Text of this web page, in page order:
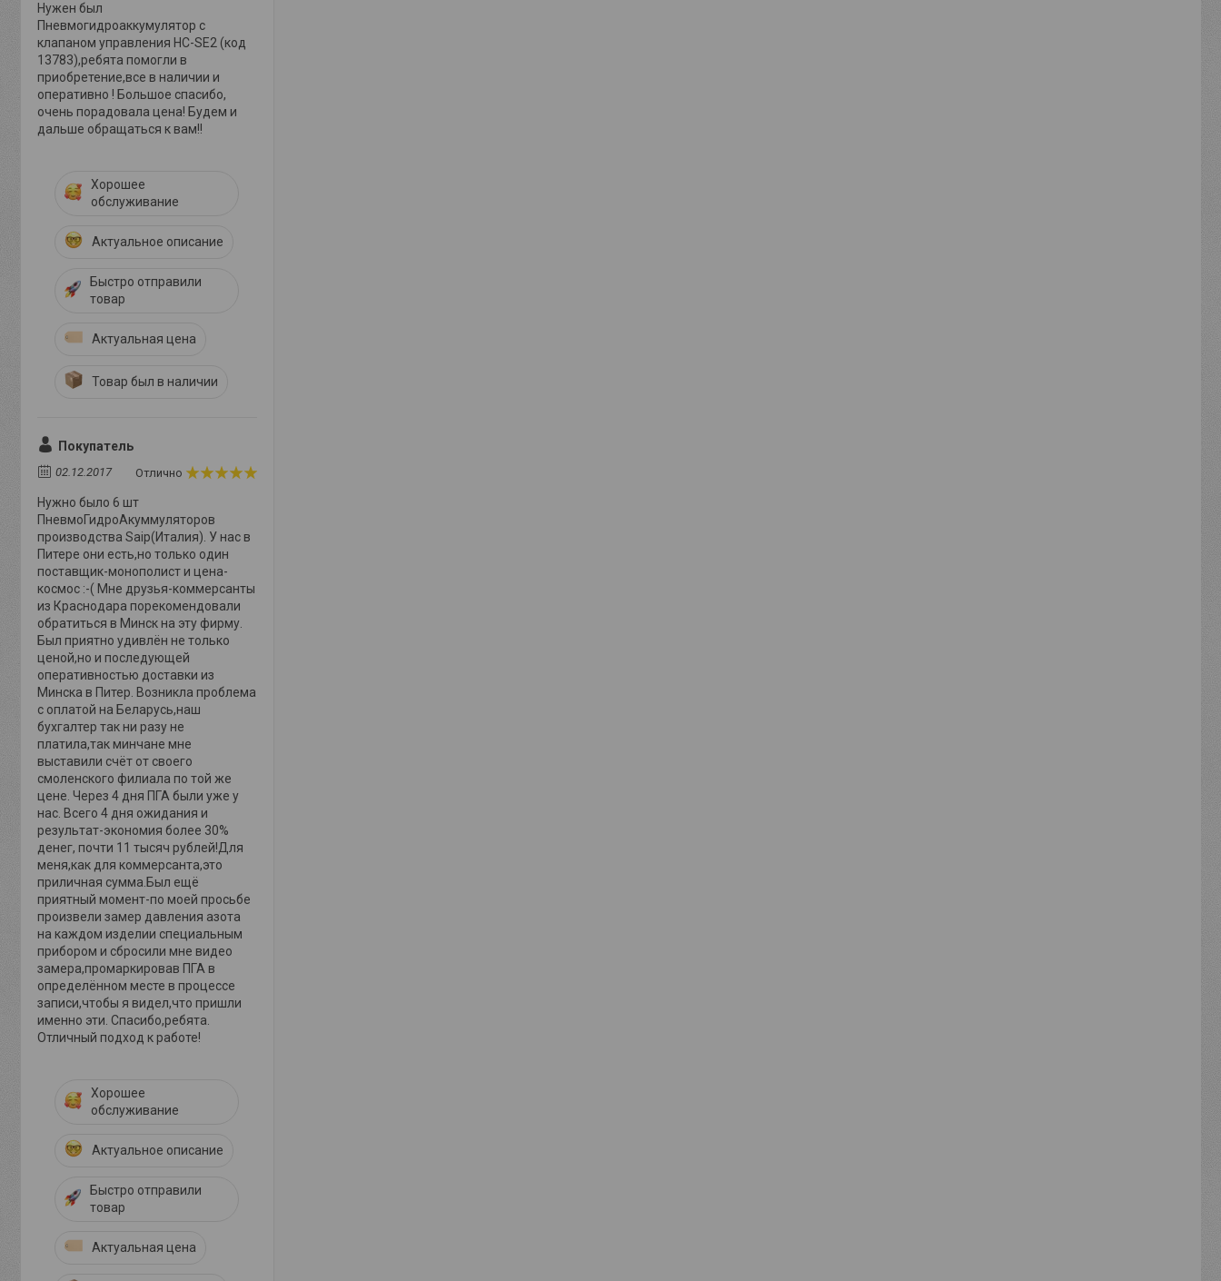
Нужен был
Пневмогидроаккумулятор с
клапаном управления HC-SE2 (код
13783),ребята помогли в
приобретение,все в наличии и
оперативно ! Большое спасибо,
очень порадовала цена! Будем и
дальше обращаться к вам!!
Хорошее
обслуживание
Актуальное описание
Быстро отправили
товар
Актуальная цена
Товар был в наличии
Покупатель
02.12.2017 Отлично
Нужно было 6 шт
ПневмоГидроАкуммуляторов
производства Saip(Италия). У нас в
Питере они есть,но только один
поставщик-монополист и цена-
космос :-( Мне друзья-коммерсанты
из Краснодара порекомендовали
обратиться в Минск на эту фирму.
Был приятно удивлён не только
ценой,но и последующей
оперативностью доставки из
Минска в Питер. Возникла проблема
с оплатой на Беларусь,наш
бухгалтер так ни разу не
платила,так минчане мне
выставили счёт от своего
смоленского филиала по той же
цене. Через 4 дня ПГА были уже у
нас. Всего 4 дня ожидания и
результат-экономия более 30%
денег, почти 11 тысяч рублей!Для
меня,как для коммерсанта,это
приличная сумма.Был ещё
приятный момент-по моей просьбе
произвели замер давления азота
на каждом изделии специальным
прибором и сбросили мне видео
замера,промаркировав ПГА в
определённом месте в процессе
записи,чтобы я видел,что пришли
именно эти. Спасибо,ребята.
Отличный подход к работе!
Хорошее
обслуживание
Актуальное описание
Быстро отправили
товар
Актуальная цена